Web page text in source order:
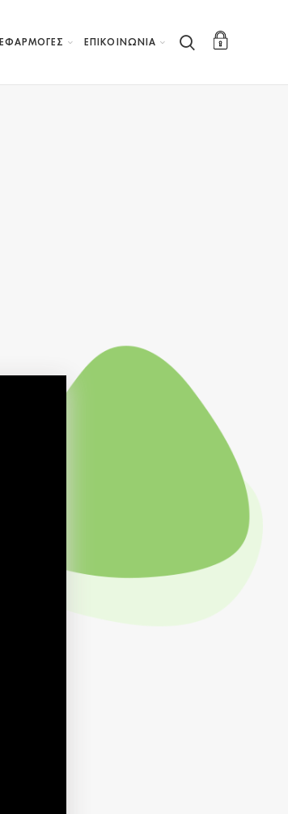
ΕΦΑΡΜΟΓΕΣ ΕΠΙΚΟΙΝΩΝΙΑ